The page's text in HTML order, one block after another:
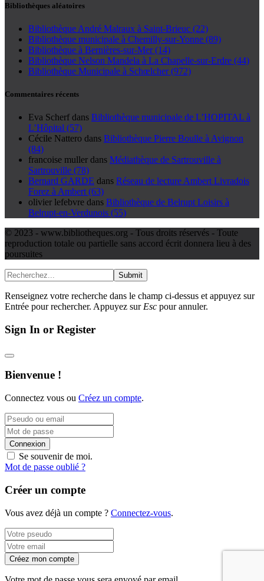
Bibliothèques aléatoires
Bibliothèque André Malraux à Saint-Brieuc (22)
Bibliothèque municipale à Chemilly-sur-Yonne (89)
Bibliothèque à Bernières-sur-Mer (14)
Bibliothèque Nelson Mandela à La Chapelle-sur-Erdre (44)
Bibliothèque Municipale à Schœlcher (972)
Commentaires récents
Eva Scherf dans Bibliothèque municipale de L’HOPITAL à
L’Hôpital (57)
Cécile Nattero dans Bibliothèque Pierre Boulle à Avignon
(84)
francoise muller dans Médiathèque de Sartrouville à
Sartrouville (78)
Bernard GARDE dans Réseau de lecture Ambert Livradois
Forez à Ambert (63)
olivier lefebvre dans Bibliothèque de Belrupt Loisirs à
Belrupt-en-Verdunois (55)
© 2023 - www.bibliotheques.org - Tous droits réservés - Toute
reproduction totale ou partielle sans accord écrit donnera lieu à des
poursuites
Submit
Renseignez votre recherche dans le champ ci-dessus et appuyez sur
Entrée pour rechercher. Appuyez sur Esc pour annuler.
Sign In or Register
Bienvenue !
Connectez vous ou Créez un compte.
Connexion
Se souvenir de moi.
Mot de passe oublié ?
Créer un compte
Vous avez déjà un compte ? Connectez-vous.
Créez mon compte